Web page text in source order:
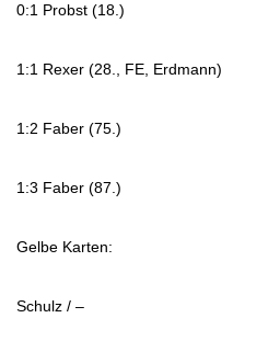
0:1 Probst (18.)
1:1 Rexer (28., FE, Erdmann)
1:2 Faber (75.)
1:3 Faber (87.)
Gelbe Karten:
Schulz / –